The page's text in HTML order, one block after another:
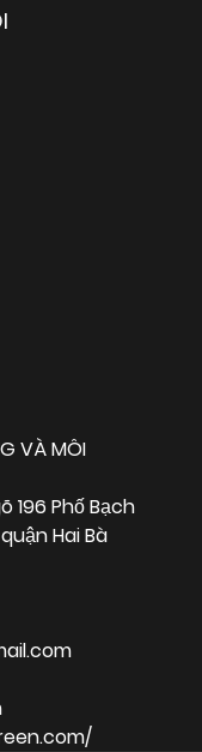
VÀ MÔI
196 Phố Bạch
Hai Bà